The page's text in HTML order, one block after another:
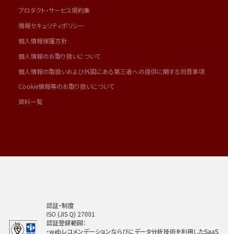
プロダクト・サービス規約集
情報セキュリティポリシー
個人情報保護方針
個人情報のお取り扱いについて
個人情報の取扱いおよび外国にある第三者への提供に関する同意事項
Cookie情報等のお取り扱いについて
資料一覧
認証・制度
ISO (JIS Q) 27001
認証登録範囲：
・webレコメンデーションならびにデータ分析技術を利用したSaaS